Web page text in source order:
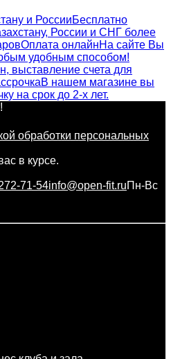
и РоссииБесплатно
России и СНГ более
Оплата онлайнНа сайте Вы
удобным способом!
выставление счета для
В нашем магазине вы
на срок до 2-х лет.
обработки персональных
в курсе.
71-54info@open-fit.ruПн-Вс